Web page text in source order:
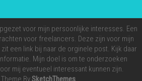
voor mijn persoonlijke interesses. Een
voor freelancers. Deze zijn voor mijn
een link bij naar de orginele post. Kijk daar
Mijn doel is om te onderzoeken
mij eventueel interessant kunnen zijn.
BySketchThemes